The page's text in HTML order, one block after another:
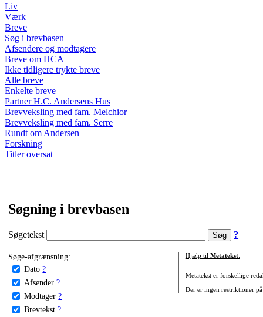
Liv
Værk
Breve
Søg i brevbasen
Afsendere og modtagere
Breve om HCA
Ikke tidligere trykte breve
Alle breve
Enkelte breve
Partner H.C. Andersens Hus
Brevveksling med fam. Melchior
Brevveksling med fam. Serre
Rundt om Andersen
Forskning
Titler oversat
Søgning i brevbasen
Søgetekst ?
Søge-afgrænsning:
Dato ?
Afsender ?
Modtager ?
Brevtekst ?
Hjælp til Metatekst:
Metatekst er forskellige
Der er ingen restriktioner